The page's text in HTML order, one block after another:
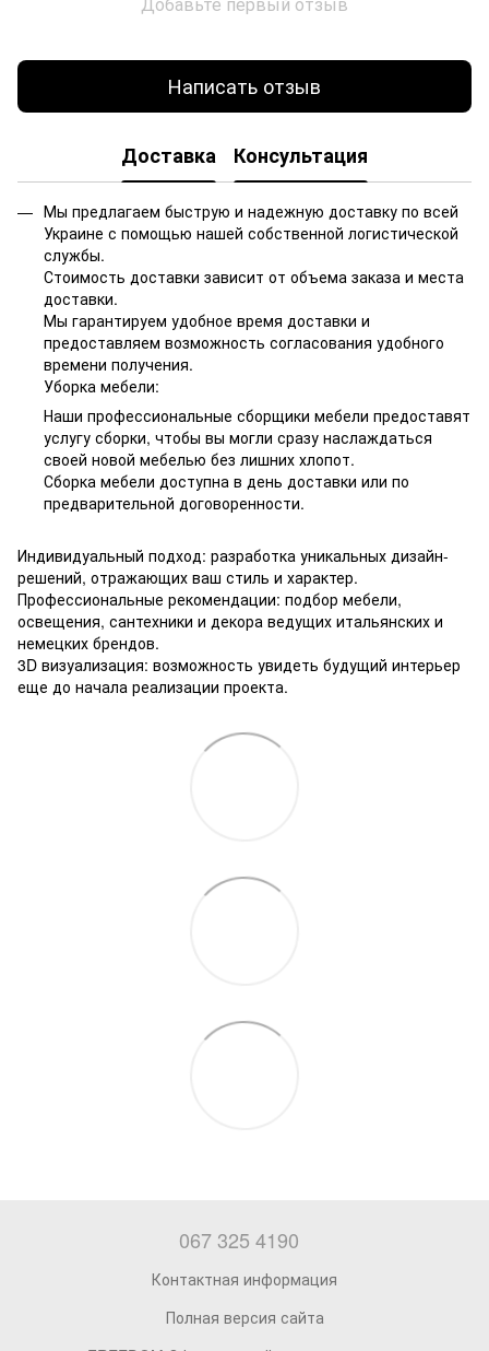
Написать отзыв
Доставка Консультация
Мы предлагаем быструю и надежную доставку по всей
Украине с помощью нашей собственной логистической
службы.
Стоимость доставки зависит от объема заказа и места
доставки.
Мы гарантируем удобное время доставки и
предоставляем возможность согласования удобного
времени получения.
Уборка мебели:
Наши профессиональные сборщики мебели предоставят
услугу сборки, чтобы вы могли сразу наслаждаться
своей новой мебелью без лишних хлопот.
Сборка мебели доступна в день доставки или по
предварительной договоренности.
Индивидуальный подход: разработка уникальных дизайн-
решений, отражающих ваш стиль и характер.
Профессиональные рекомендации: подбор мебели,
освещения, сантехники и декора ведущих итальянских и
немецких брендов.
3D визуализация: возможность увидеть будущий интерьер
еще до начала реализации проекта.
067 325 4190
Контактная информация
Полная версия сайта